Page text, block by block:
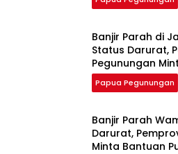
Banjir Parah di
Status Darurat,
Pegunungan
Papua Pegunungan
Banjir Parah
Darurat,
Minta Bantuan